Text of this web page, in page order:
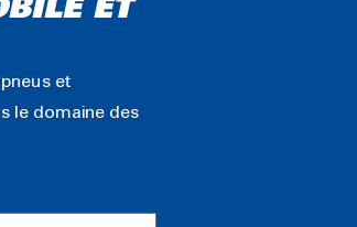
ET
et
le domaine des